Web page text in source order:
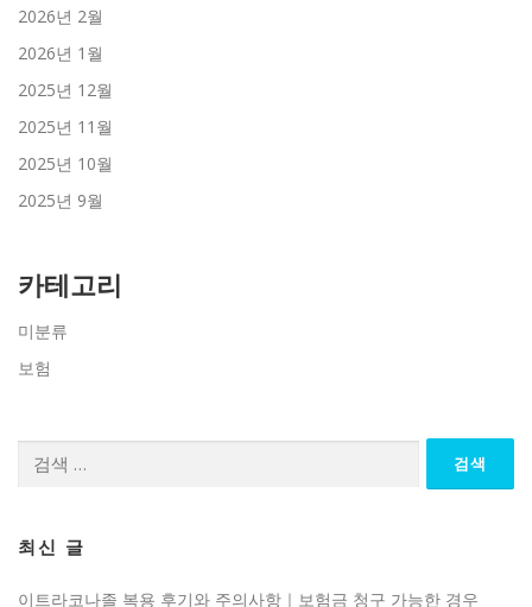
2026년 2월
2026년 1월
2025년 12월
2025년 11월
2025년 10월
2025년 9월
카테고리
미분류
보험
최신 글
이트라코나졸 복용 후기와 주의사항｜보험금 청구 가능한 경우